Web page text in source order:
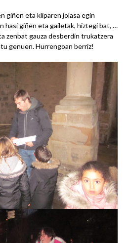
giñen eta kliparen jolasa egin
hasi giñen eta gailetak, hiztegi bat, …
zenbat gauza desberdin trukatzera
genuen. Hurrengoan berriz!